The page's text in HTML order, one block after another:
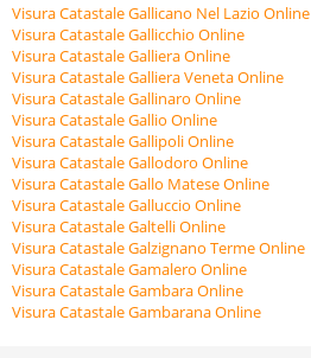
Visura Catastale Gallicano Nel Lazio Online
Visura Catastale Gallicchio Online
Visura Catastale Galliera Online
Visura Catastale Galliera Veneta Online
Visura Catastale Gallinaro Online
Visura Catastale Gallio Online
Visura Catastale Gallipoli Online
Visura Catastale Gallodoro Online
Visura Catastale Gallo Matese Online
Visura Catastale Galluccio Online
Visura Catastale Galtelli Online
Visura Catastale Galzignano Terme Online
Visura Catastale Gamalero Online
Visura Catastale Gambara Online
Visura Catastale Gambarana Online